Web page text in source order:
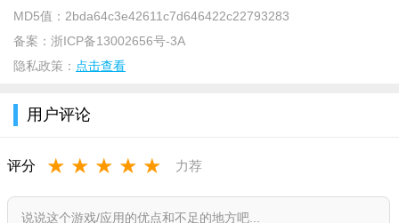
介绍
老福特lofter软件作为一款非常火热的兴趣交友软件，有着很
多的时尚潮人都在这里使用，用户保有量多。在这里可以看到最
新的时尚文艺圈子里流行的话题，各种摄影、动漫、日剧、美
功能：
MD5值： 2bda64c3e42611c7d646422c22793283
备案： 浙ICP备13002656号-3A
隐私政策： 点击查看
用户评论
评分 ★ ★ ★ ★ ★ 力荐